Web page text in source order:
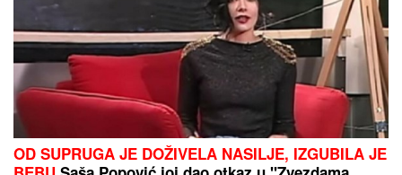
"Asocijalan je, bio je i strog prema meni": Pevačica
srela Milana Stankovića i otkrila najnovije detalje o
njemu
Cveće će vam trajati duplo duže:
Samo dodajte ove dve stvari u vodu i
razlika je neverovatna